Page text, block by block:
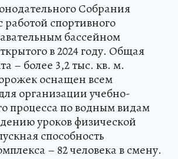
Собрания
работой спортивного
бассейном
в 2024 году. Общая
– более 3,2 тыс. кв. м.
оснащен всем
организации учебно-
процесса по водным видам
уроков физической
способность
– 82 человека в смену.